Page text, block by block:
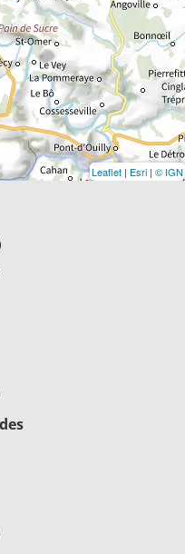
Leaflet | Esri | © IGN